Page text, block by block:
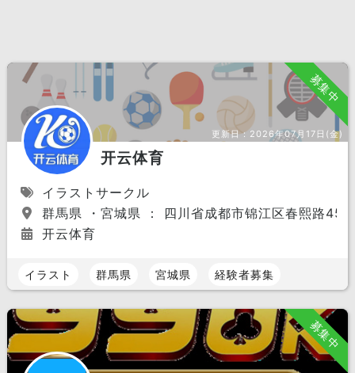
募集中
更新日： 2026年07月17日(金)
开云体育
イラストサークル
群馬県 ・宮城県 ： 四川省成都市锦江区春熙路45
开云体育
イラスト 群馬県 宮城県 経験者募集
募集中